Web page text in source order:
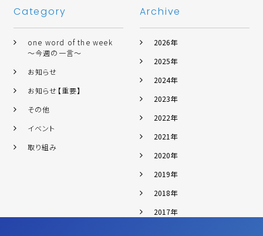
Category
one word of the week
～今週の一言～
お知らせ
お知らせ【重要】
その他
イベント
取り組み
Archive
2026年
2025年
2024年
2023年
2022年
2021年
2020年
2019年
2018年
2017年